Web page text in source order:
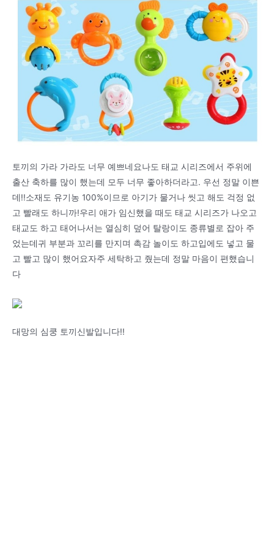
토끼의 가라 가라도 너무 예쁘네요나도 태교 시리즈에서 주위에
출산 축하를 많이 했는데 모두 너무 좋아하더라고. 우선 정말 이쁜
데!!소재도 유기농 100%이므로 아기가 물거나 씻고 해도 걱정 없
고 빨래도 하니까!우리 애가 임신했을 때도 태교 시리즈가 나오고
태교도 하고 태어나서는 열심히 덮어 탈랑이도 종류별로 잡아 주
었는데귀 부분과 꼬리를 만지며 촉감 놀이도 하고입에도 넣고 물
고 빨고 많이 했어요자주 세탁하고 줬는데 정말 마음이 편했습니
다
대망의 심쿵 토끼신발입니다!!